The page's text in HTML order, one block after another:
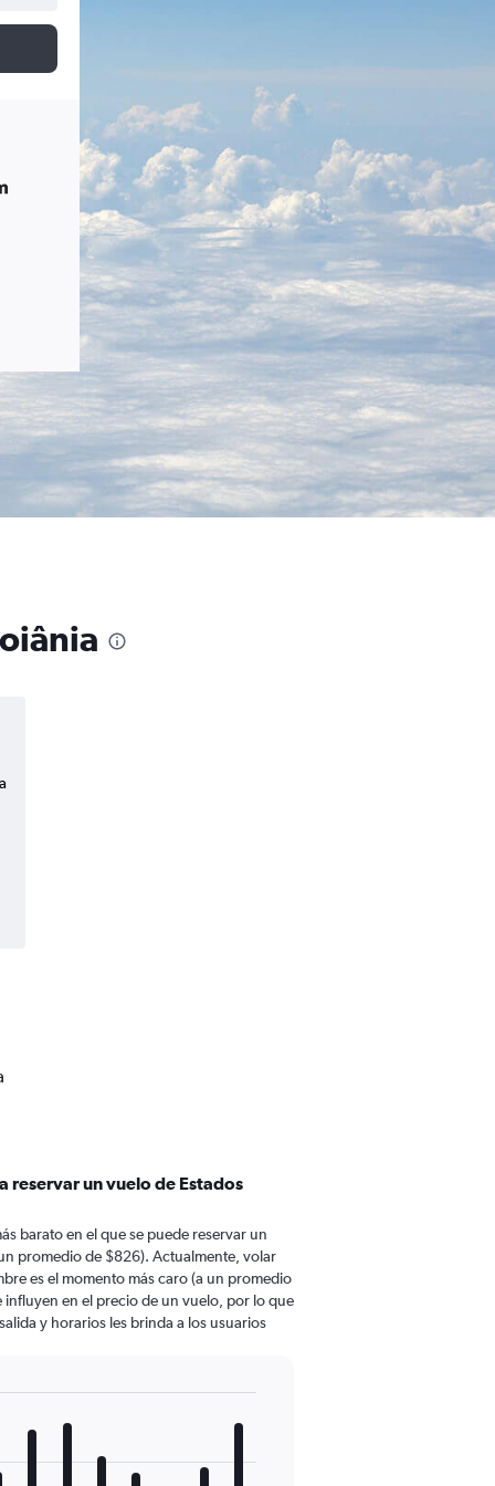
reservar un vuelo de Estados
barato en el que se puede reservar un
promedio de $826). Actualmente, volar
es el momento más caro (a un promedio
influyen en el precio de un vuelo, por lo que
y horarios les brinda a los usuarios